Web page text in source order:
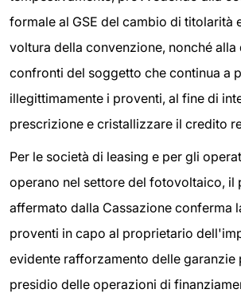
formale al GSE del cambio di titolarità
voltura della convenzione, nonché alla
confronti del soggetto che continua a
illegittimamente i proventi, al fine di
prescrizione e cristallizzare il credito
Per le società di leasing e per gli
operano nel settore del fotovoltaico, il
affermato dalla Cassazione conferma
proventi in capo al proprietario
evidente rafforzamento delle garanzie
presidio delle operazioni di